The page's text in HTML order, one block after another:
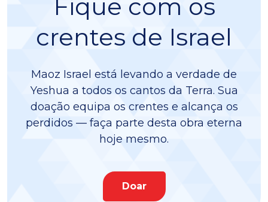
Fique com os
crentes de Israel
Maoz Israel está levando a verdade de
Yeshua a todos os cantos da Terra. Sua
doação equipa os crentes e alcança os
perdidos — faça parte desta obra eterna
hoje mesmo.
Doar